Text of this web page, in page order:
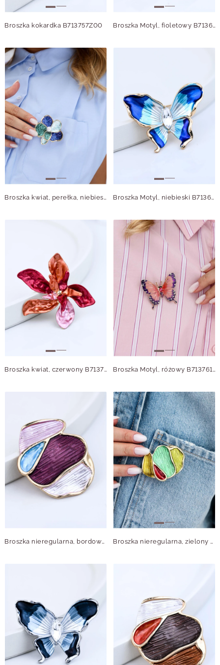
Broszka kokardka B713757Z00 Broszka Motyl, fioletowy B713691Z00
Broszka kwiat, perełka, niebieski B713719Z00 Broszka Motyl, niebieski B713694Z00
Broszka kwiat, czerwony B713703Z00 Broszka Motyl, różowy B713761Z00
Broszka nieregularna, bordowy B713726Z00 Broszka nieregularna, zielony B713721Z00